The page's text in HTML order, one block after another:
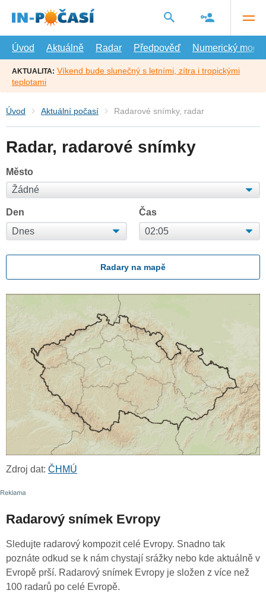
hlavní
Úvod
Aktuálně Radar Předpověď Numerický model
AKTUALITA: Víkend bude slunečný s letními, zítra i tropickými
teplotami
Úvod Aktuální počasí Radarové snímky, radar
Radar, radarové snímky
Město
Den Čas
Radary na mapě
Zdroj dat: ČHMÚ
Radarový snímek Evropy
Sledujte radarový kompozit celé Evropy. Snadno tak
poznáte odkud se k nám chystají srážky nebo kde aktuálně v
Evropě prší. Radarový snímek Evropy je složen z více než
100 radarů po celé Evropě.